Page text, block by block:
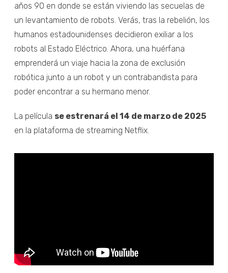
años 90 en donde se están viviendo las secuelas de
un levantamiento de robots. Verás, tras la rebelión, los
humanos estadounidenses decidieron exiliar a los
robots al Estado Eléctrico. Ahora, una huérfana
emprenderá un viaje hacia la zona de exclusión
robótica junto a un robot y un contrabandista para
poder encontrar a su hermano menor.
La película se estrenará el 14 de marzo de 2025
en la plataforma de streaming Netflix.